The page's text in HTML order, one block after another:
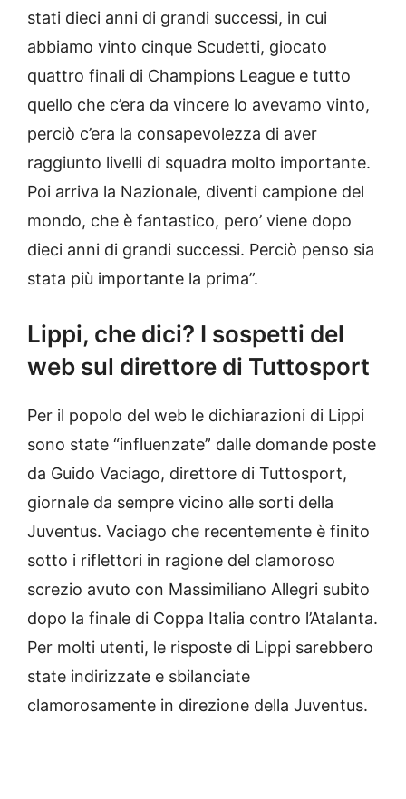
stati dieci anni di grandi successi, in cui
abbiamo vinto cinque Scudetti, giocato
quattro finali di Champions League e tutto
quello che c’era da vincere lo avevamo vinto,
perciò c’era la consapevolezza di aver
raggiunto livelli di squadra molto importante.
Poi arriva la Nazionale, diventi campione del
mondo, che è fantastico, pero’ viene dopo
dieci anni di grandi successi. Perciò penso sia
stata più importante la prima”.
Lippi, che dici? I sospetti del
web sul direttore di Tuttosport
Per il popolo del web le dichiarazioni di Lippi
sono state “influenzate” dalle domande poste
da Guido Vaciago, direttore di Tuttosport,
giornale da sempre vicino alle sorti della
Juventus. Vaciago che recentemente è finito
sotto i riflettori in ragione del clamoroso
screzio avuto con Massimiliano Allegri subito
dopo la finale di Coppa Italia contro l’Atalanta.
Per molti utenti, le risposte di Lippi sarebbero
state indirizzate e sbilanciate
clamorosamente in direzione della Juventus.